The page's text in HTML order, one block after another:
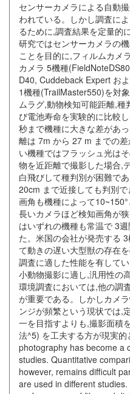
センサーカメラによる自動
われている。しかし調査に
るために,調査結果を定量的
研究ではセンサーカメラの
ことを目的に,フィルムカメ
カメラ 5機種
D40, Cuddeback Expert お
1機種(TrailMaster550)を対
ムラグ,動物検知可能距離,種
び電池寿命を実験的に比較
秒まで機種に大きな差があ
離は 7m から 27 m までの
い機種ではフラッシュ光は
物を近距離で撮影した場合,
白飛びして種判別が困難で
20cm まで近接しても判別
画角も機種によって
長いカメラほど検知画角が
はいずれの機種も常温で 3
た。米国の会社が発売する
て動きの遅い大型獣の存在
調査に適した性能を有して
小動物撮影に適し,汎用性の
環境調査においては,他の調
が重要である。しかしカメ
ンジが頻繁という現状では,
一を目指すよりも,撮影面積
法^5) を工夫する方が現実
photography has become a
studies. Quantitative
however, remains difficult
are used in different